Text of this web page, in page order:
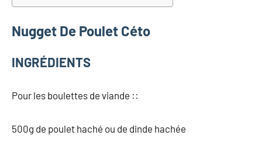
Nugget De Poulet Céto
INGRÉDIENTS
Pour les boulettes de viande ::
500g de poulet haché ou de dinde hachée